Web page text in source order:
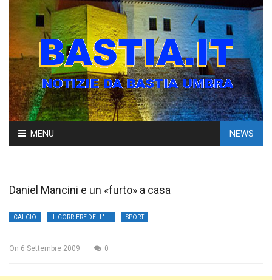
Skip
to
MENU NEWS
Daniel Mancini e un «furto» a casa
CALCIO SPORT
On 6 Settembre 2009 0